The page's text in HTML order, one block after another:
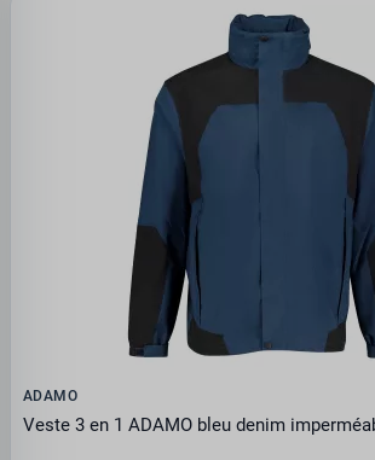
ADAMO
Veste 3 en 1 ADAMO bleu denim